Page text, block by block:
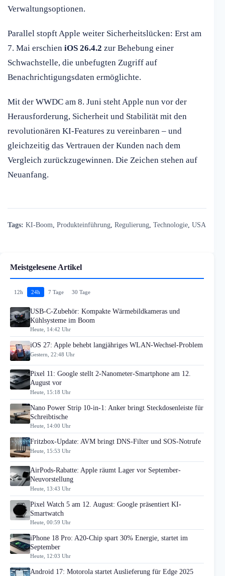
Verwaltungsoptionen.
Parallel stopft Apple weiter Sicherheitslücken: Erst am
7. Mai erschien iOS 26.4.2 zur Behebung einer
Schwachstelle, die unbefugten Zugriff auf
Benachrichtigungsdaten ermöglichte.
Mit der WWDC am 8. Juni steht Apple nun vor der
Herausforderung, Sicherheit und Stabilität mit den
revolutionären KI-Features zu vereinbaren – und
gleichzeitig das Vertrauen der Kunden nach dem
Vergleich zurückzugewinnen. Die Zeichen stehen auf
Neuanfang.
Tags: KI-Boom Produkteinführung Regulierung Technologie USA
Meistgelesene Artikel
12h 24h 7 Tage 30 Tage
USB-C-Zubehör: Kompakte Wärmebildkameras und
Kühlsysteme im Boom
Heute, 14:42 Uhr
iOS 27: Apple behebt langjähriges WLAN-Wechsel-Problem
Gestern, 22:48 Uhr
Pixel 11: Google stellt 2-Nanometer-Smartphone am 12.
August vor
Heute, 15:18 Uhr
Nano Power Strip 10-in-1: Anker bringt Steckdosenleiste für
Schreibtische
Heute, 14:00 Uhr
Fritzbox-Update: AVM bringt DNS-Filter und SOS-Notrufe
Heute, 15:53 Uhr
AirPods-Rabatte: Apple räumt Lager vor September-
Neuvorstellung
Heute, 13:43 Uhr
Pixel Watch 5 am 12. August: Google präsentiert KI-
Smartwatch
Heute, 00:59 Uhr
iPhone 18 Pro: A20-Chip spart 30% Energie, startet im
September
Heute, 12:03 Uhr
Android 17: Motorola startet Auslieferung für Edge 2025